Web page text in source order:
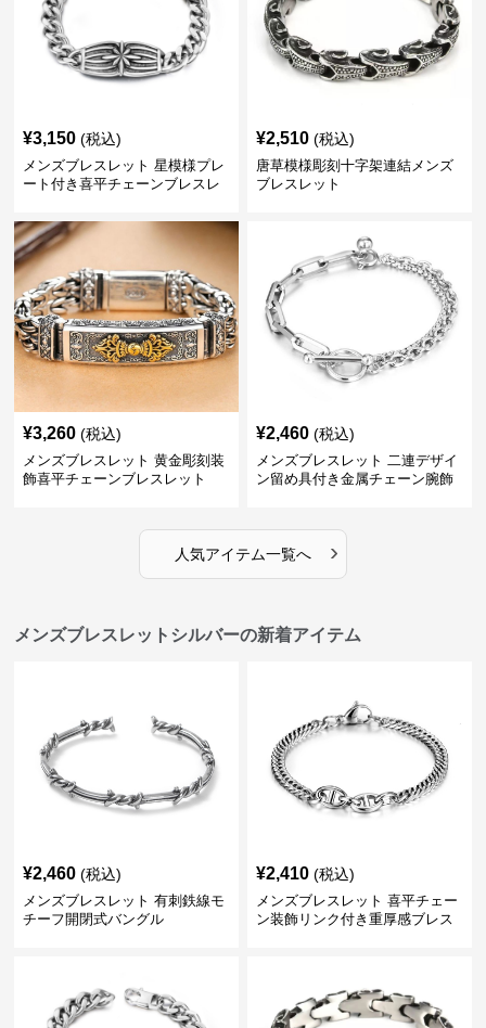
¥3,150 (税込)
メンズブレスレット 星模様プレ
ート付き喜平チェーンブレスレ
¥2,510 (税込)
唐草模様彫刻十字架連結メンズ
ブレスレット
¥3,260 (税込)
メンズブレスレット 黄金彫刻装
飾喜平チェーンブレスレット
¥2,460 (税込)
メンズブレスレット 二連デザイ
ン留め具付き金属チェーン腕飾
人気アイテム一覧へ ›
メンズブレスレットシルバーの新着アイテム
¥2,460 (税込)
メンズブレスレット 有刺鉄線モ
チーフ開閉式バングル
¥2,410 (税込)
メンズブレスレット 喜平チェー
ン装飾リンク付き重厚感ブレス